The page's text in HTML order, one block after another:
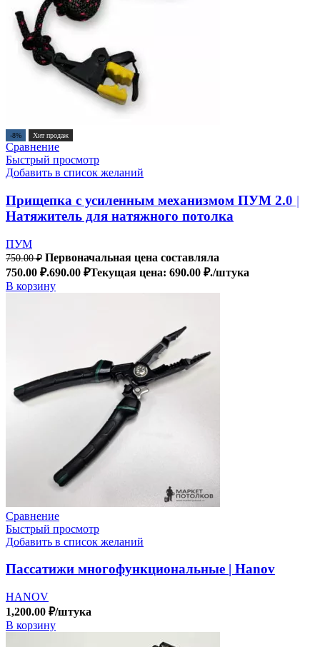
-8% Хит продаж
Сравнение
Быстрый просмотр
Добавить в список желаний
Прищепка с усиленным механизмом ПУМ 2.0 |
Натяжитель для натяжного потолка
ПУМ
750.00₽ Первоначальная цена составляла
750.00 ₽.690.00 ₽Текущая цена: 690.00 ₽./штука
В корзину
Сравнение
Быстрый просмотр
Добавить в список желаний
Пассатижи многофункциональные | Hanov
HANOV
1,200.00 ₽/штука
В корзину